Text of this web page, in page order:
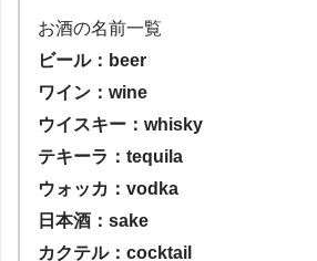
お酒の名前一覧
ビール：beer
ワイン：wine
ウイスキー：whisky
テキーラ：tequila
ウォッカ：vodka
日本酒：sake
カクテル：cocktail